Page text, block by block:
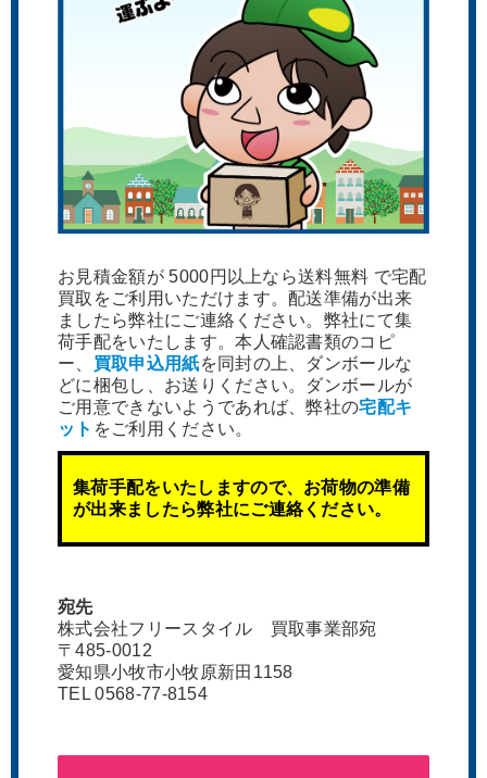
お見積金額が 5000円以上なら送料無料 で宅配
買取をご利用いただけます。配送準備が出来
ましたら弊社にご連絡ください。弊社にて集
荷手配をいたします。本人確認書類のコピ
ー、 買取申込用紙を同封の上、ダンボールな
どに梱包し、お送りください。ダンボールが
ご用意できないようであれば、弊社の宅配キ
ット をご利用ください。
集荷手配をいたしますので、お荷物の準備
が出来ましたら弊社にご連絡ください。
宛先
株式会社フリースタイル 買取事業部宛
〒485-0012
愛知県小牧市小牧原新田1158
TEL 0568-77-8154